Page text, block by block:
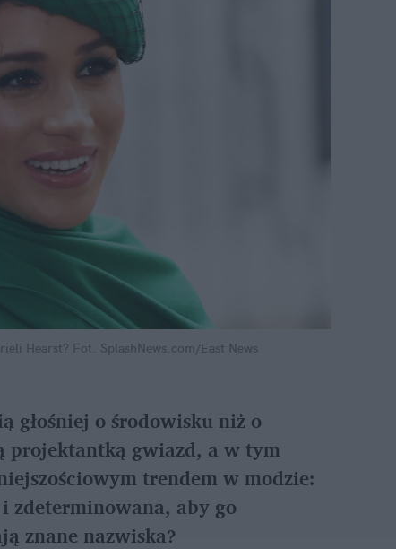
Hearst? Fot. SplashNews.com/East News
o środowisku niż o
projektantką gwiazd, a w tym
trendem w modzie:
zdeterminowana, aby go
znane nazwiska?